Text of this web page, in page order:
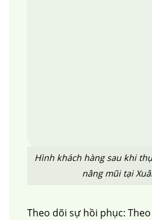
Hình khách hàng sau khi
nâng mũi tại
Theo dõi sự hồi phục: